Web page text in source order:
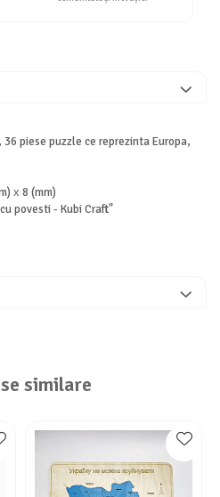
piese puzzle ce reprezinta Europa,
х 8 (mm)
povesti - Kubi Craft"
similare